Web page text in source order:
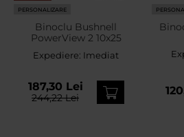
PERSONALIZARE
Binoclu Bushnell
PowerView 2 10x25
Expediere: Imediat
187,30 Lei
244,22 Lei